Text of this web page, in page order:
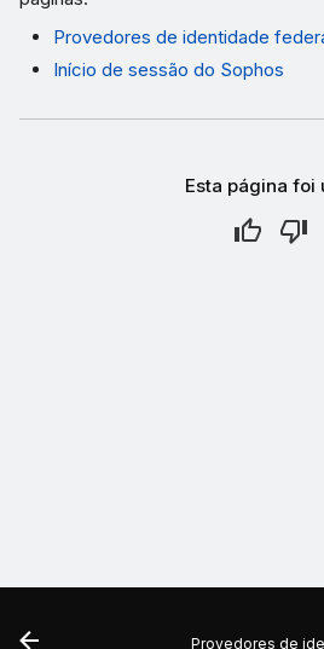
Provedores de identidade
Início de sessão do Sophos
Esta página foi
Provedores de